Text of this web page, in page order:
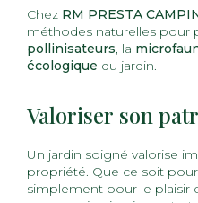
Chez RM PRESTA
méthodes naturelles pour
pollinisateurs, la
écologique du jardin.
Valoriser son
Un jardin soigné valorise
propriété. Que ce soit
simplement pour le plaisir